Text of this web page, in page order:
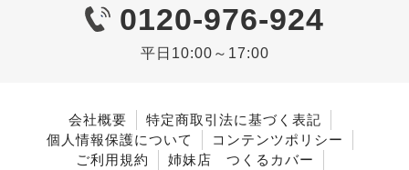
0120-976-924
平日10:00～17:00
会社概要
特定商取引法に基づく表記
個人情報保護について
コンテンツポリシー
ご利用規約
姉妹店 つくるカバー